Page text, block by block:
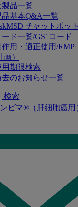
製品一覧
品基本Q&A一覧
チャットボット
ード一覧/GS1コード
作用・適正使用/RMP
画）
用期限検索
去のお知らせ一覧
検索
ビマ®（肝細胞癌用